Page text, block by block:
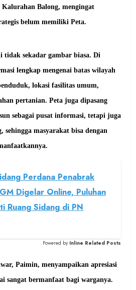
Balong, mengingat
belum memiliki Peta.
sekadar gambar biasa. Di
lengkap mengenai batas wilayah
lokasi fasilitas umum,
pertanian. Peta juga dipasang
sebagai pusat informasi, tetapi juga
sehingga masyarakat bisa dengan
Perdana Penabrak
Digelar Online, Puluhan
Ruang Sidang di PN
Powered by Inline Related Posts
Paimin, menyampaikan apresiasi
sangat bermanfaat bagi warganya.